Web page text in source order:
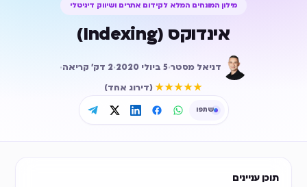
מילון המונחים המלא לקידום אתרים ושיווק דיגיטלי
אינדוקס (Indexing)
דניאל מסטר·5 ביולי 2020 ·
2 דק׳ קריאה·
★★★★★
(דירוג אחד)
שתפו
תוכן עניינים